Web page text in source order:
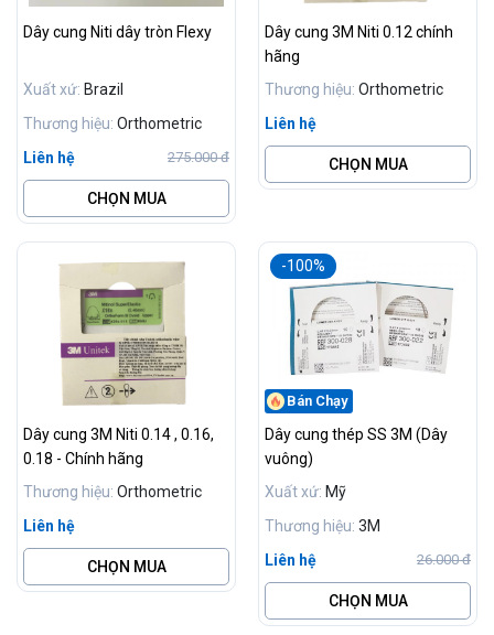
Dây cung Niti dây tròn Flexy
Xuất xứ: Brazil
Thương hiệu: Orthometric
Liên hệ
275.000 đ
CHỌN MUA
Dây cung 3M Niti 0.12 chính
hãng
Thương hiệu: Orthometric
Liên hệ
CHỌN MUA
Dây cung 3M Niti 0.14 , 0.16,
0.18 - Chính hãng
Thương hiệu: Orthometric
Liên hệ
CHỌN MUA
Bán Chạy
Dây cung thép SS 3M (Dây
vuông)
Xuất xứ: Mỹ
Thương hiệu: 3M
Liên hệ
26.000 đ
CHỌN MUA
-100%